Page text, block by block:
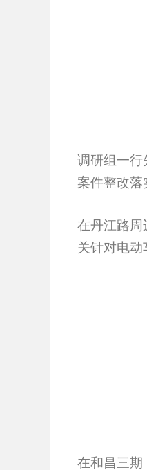
调研组一行
案件整改落
在丹江路周
关针对电动
在和昌三期